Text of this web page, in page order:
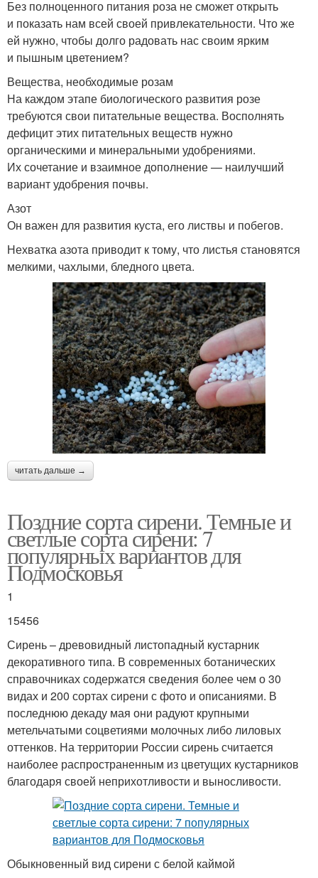
Без полноценного питания роза не сможет открыть
и показать нам всей своей привлекательности. Что же
ей нужно, чтобы долго радовать нас своим ярким
и пышным цветением?
Вещества, необходимые розам
На каждом этапе биологического развития розе
требуются свои питательные вещества. Восполнять
дефицит этих питательных веществ нужно
органическими и минеральными удобрениями.
Их сочетание и взаимное дополнение — наилучший
вариант удобрения почвы.
Азот
Он важен для развития куста, его листвы и побегов.
Нехватка азота приводит к тому, что листья становятся
мелкими, чахлыми, бледного цвета.
читать дальше →
Поздние сорта сирени. Темные и
светлые сорта сирени: 7
популярных вариантов для
Подмосковья
1
15456
Сирень – древовидный листопадный кустарник
декоративного типа. В современных ботанических
справочниках содержатся сведения более чем о 30
видах и 200 сортах сирени с фото и описаниями. В
последнюю декаду мая они радуют крупными
метельчатыми соцветиями молочных либо лиловых
оттенков. На территории России сирень считается
наиболее распространенным из цветущих кустарников
благодаря своей неприхотливости и выносливости.
Обыкновенный вид сирени с белой каймой